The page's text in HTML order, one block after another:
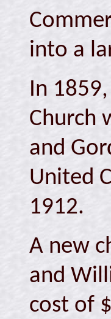
into a
In
Church
and
United
1912.
A new
and
cost of